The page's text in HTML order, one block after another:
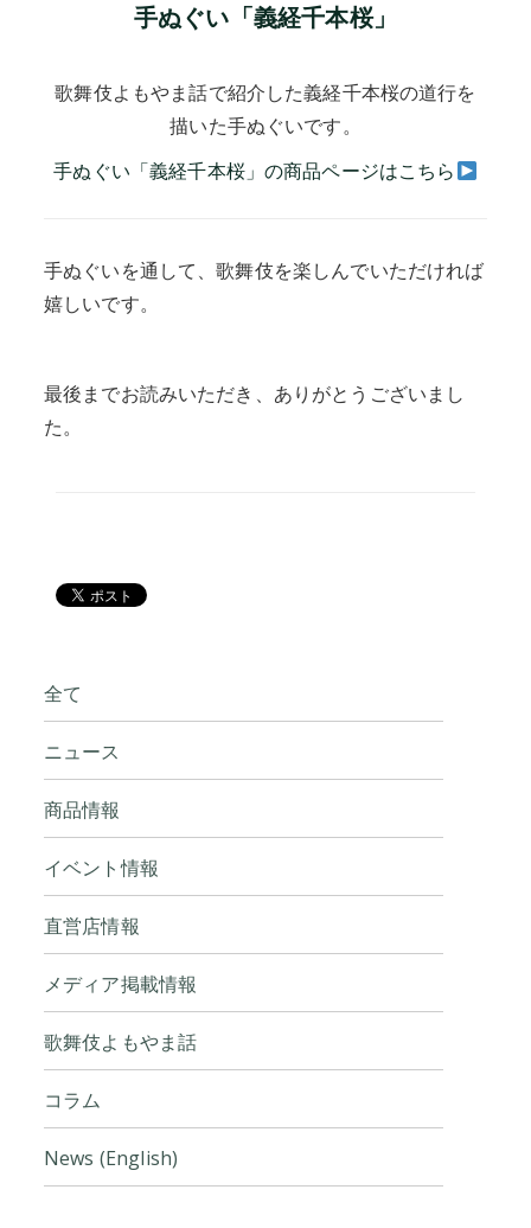
手ぬぐい「義経千本桜」
歌舞伎よもやま話で紹介した義経千本桜の道行を
描いた手ぬぐいです。
手ぬぐい「義経千本桜」の商品ページはこちら
手ぬぐいを通して、歌舞伎を楽しんでいただければ
嬉しいです。
最後までお読みいただき、ありがとうございまし
た。
全て
ニュース
商品情報
イベント情報
直営店情報
メディア掲載情報
歌舞伎よもやま話
コラム
News (English)